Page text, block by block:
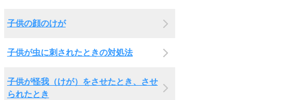
子供の顔のけが
子供が虫に刺されたときの対処法
子供が怪我（けが）をさせたとき、させ
られたとき